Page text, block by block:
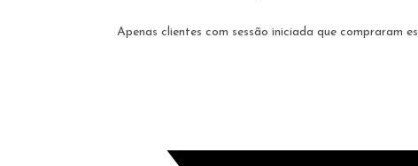
Apenas clientes com sessão iniciada que compraram